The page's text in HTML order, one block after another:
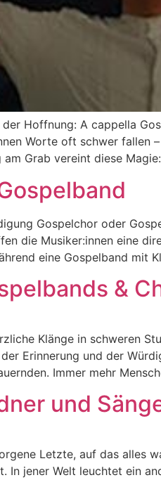
Hoffnung: A cappella
Worte oft schwer
am Grab vereint diese
Gospelchor oder
die Musiker:innen eine
eine Gospelband
&
Klänge in schweren
Erinnerung und der
Immer mehr
und
Letzte, auf das alles
In jener Welt leuchtet ein